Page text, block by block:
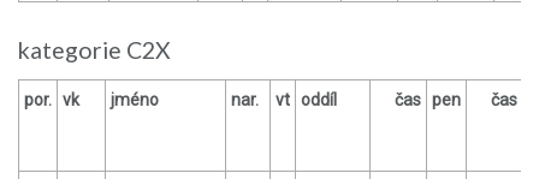
kategorie C2X
por. vk jméno nar. vt oddíl čas pen čas